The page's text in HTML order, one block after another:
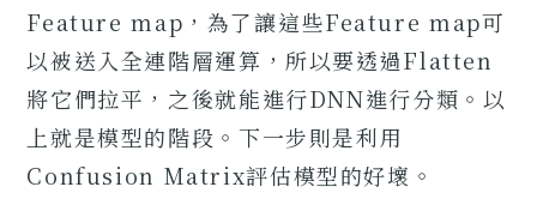
Feature map，為了讓這些Feature map可
以被送入全連階層運算，所以要透過Flatten
將它們拉平，之後就能進行DNN進行分類。以
上就是模型的階段。下一步則是利用
Confusion Matrix評估模型的好壞。